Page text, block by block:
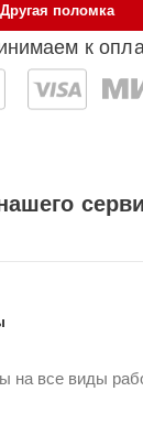
к
Другая поломка
на все виды